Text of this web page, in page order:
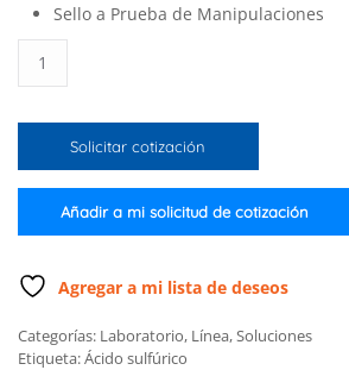
Sello a Prueba de Manipulaciones
sulfúrico
1L
cantidadSolicitar cotización
Añadir a mi solicitud de cotización
Agregar a mi lista de deseos
Categorías: Laboratorio, Línea,Soluciones
Etiqueta:Ácido sulfúrico